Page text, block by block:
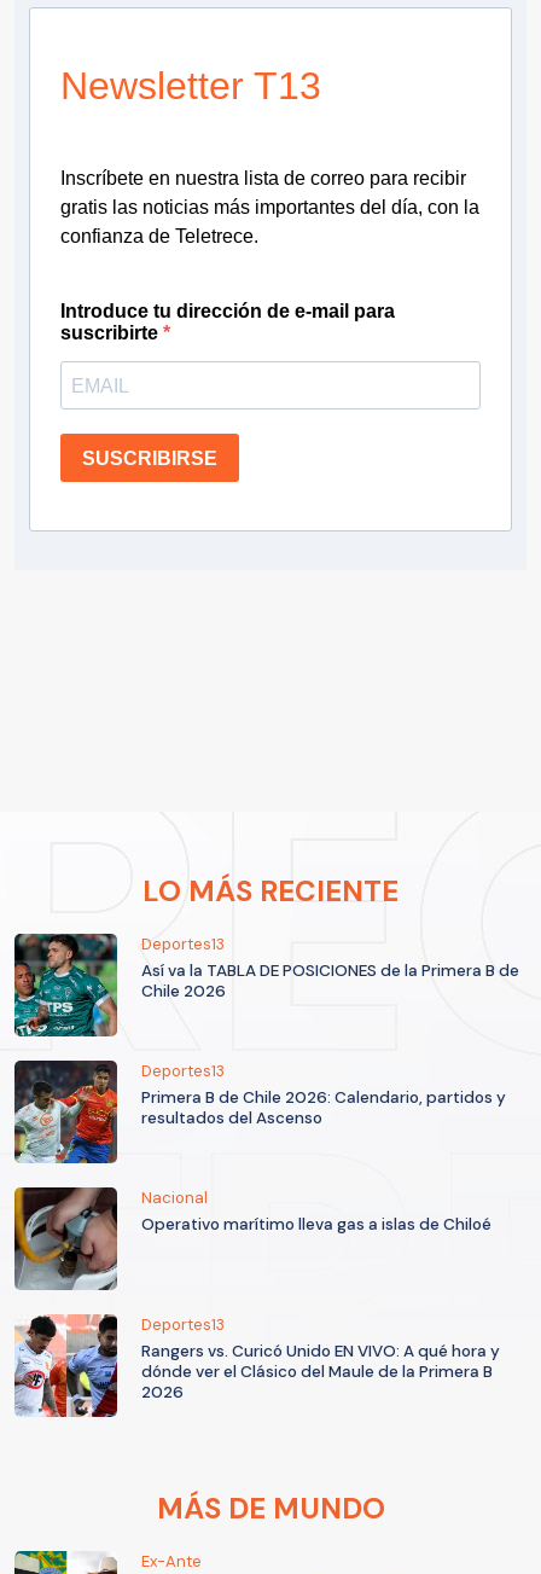
Newsletter T13
Inscríbete en nuestra lista de correo para recibir
gratis las noticias más importantes del día, con la
confianza de Teletrece.
Introduce tu dirección de e-mail para
suscribirte
SUSCRIBIRSE
LO MÁS RECIENTE
Deportes13
Así va la TABLA DE POSICIONES de la Primera B de
Chile 2026
Deportes13
Primera B de Chile 2026: Calendario, partidos y
resultados del Ascenso
Nacional
Operativo marítimo lleva gas a islas de Chiloé
Deportes13
Rangers vs. Curicó Unido EN VIVO: A qué hora y
dónde ver el Clásico del Maule de la Primera B
2026
MÁS DE MUNDO
Ex-Ante